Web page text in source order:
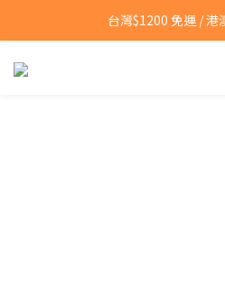
台灣$1200 免運 / 港
台灣$1200 免運 / 港
【點我👉】加入LINE，